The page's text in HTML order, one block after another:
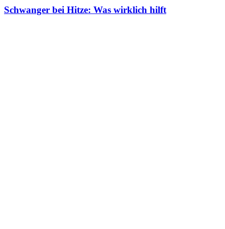
Schwanger bei Hitze: Was wirklich hilft